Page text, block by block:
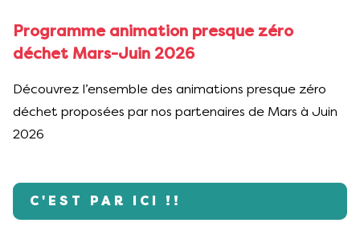
Programme animation presque zéro
déchet Mars-Juin 2026
Découvrez l’ensemble des animations presque zéro
déchet proposées par nos partenaires de Mars à Juin
2026
C'EST PAR ICI !!